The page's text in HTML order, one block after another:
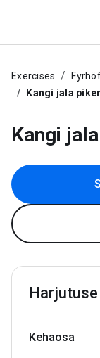
Exercises
Kangi jala
Kangi
Kehaosa